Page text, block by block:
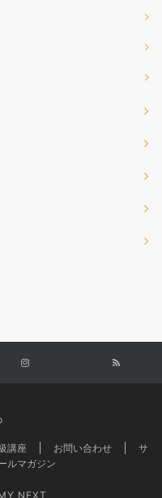
講座 お問い合わせ
サ
ルマガジン
NEXT